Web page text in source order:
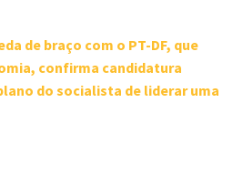
de braço com o PT-DF, que
confirma candidatura
do socialista de liderar uma